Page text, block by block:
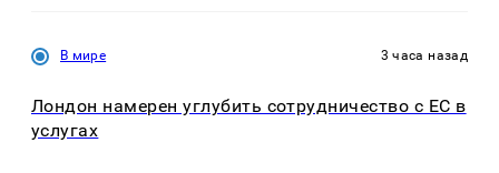
В мире 3 часа назад
Лондон намерен углубить сотрудничество с ЕС в
услугах